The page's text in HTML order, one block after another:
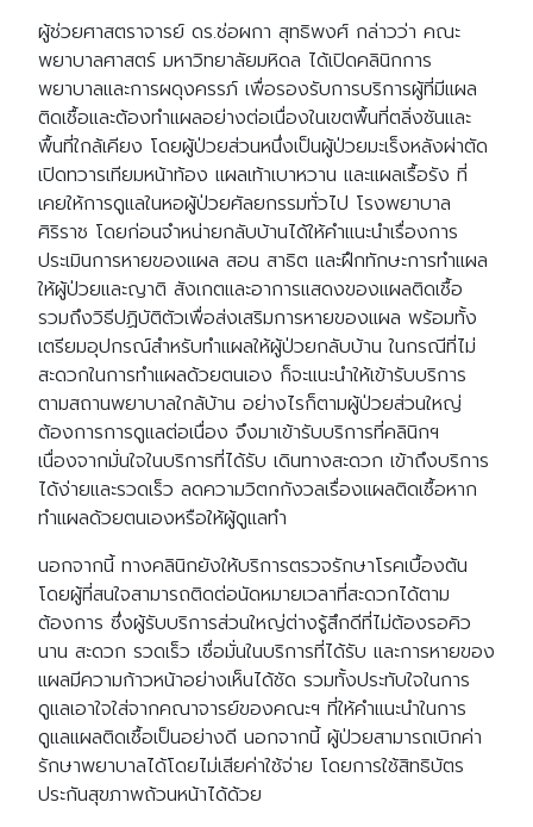
ผู้ช่วยศาสตราจารย์ ดร.ช่อผกา สุทธิพงศ์ กล่าวว่า คณะ
พยาบาลศาสตร์ มหาวิทยาลัยมหิดล ได้เปิดคลินิกการ
พยาบาลและการผดุงครรภ์ เพื่อรองรับการบริการผู้ที่มีแผล
ติดเชื้อและต้องทำแผลอย่างต่อเนื่องในเขตพื้นที่ตลิ่งชันและ
พื้นที่ใกล้เคียง โดยผู้ป่วยส่วนหนึ่งเป็นผู้ป่วยมะเร็งหลังผ่าตัด
เปิดทวารเทียมหน้าท้อง แผลเท้าเบาหวาน และแผลเรื้อรัง ที่
เคยให้การดูแลในหอผู้ป่วยศัลยกรรมทั่วไป โรงพยาบาล
ศิริราช โดยก่อนจำหน่ายกลับบ้านได้ให้คำแนะนำเรื่องการ
ประเมินการหายของแผล สอน สาธิต และฝึกทักษะการทำแผล
ให้ผู้ป่วยและญาติ สังเกตและอาการแสดงของแผลติดเชื้อ
รวมถึงวิธีปฏิบัติตัวเพื่อส่งเสริมการหายของแผล พร้อมทั้ง
เตรียมอุปกรณ์สำหรับทำแผลให้ผู้ป่วยกลับบ้าน ในกรณีที่ไม่
สะดวกในการทำแผลด้วยตนเอง ก็จะแนะนำให้เข้ารับบริการ
ตามสถานพยาบาลใกล้บ้าน อย่างไรก็ตามผู้ป่วยส่วนใหญ่
ต้องการการดูแลต่อเนื่อง จึงมาเข้ารับบริการที่คลินิกฯ
เนื่องจากมั่นใจในบริการที่ได้รับ เดินทางสะดวก เข้าถึงบริการ
ได้ง่ายและรวดเร็ว ลดความวิตกกังวลเรื่องแผลติดเชื้อหาก
ทำแผลด้วยตนเองหรือให้ผู้ดูแลทำ
นอกจากนี้ ทางคลินิกยังให้บริการตรวจรักษาโรคเบื้องต้น
โดยผู้ที่สนใจสามารถติดต่อนัดหมายเวลาที่สะดวกได้ตาม
ต้องการ ซึ่งผู้รับบริการส่วนใหญ่ต่างรู้สึกดีที่ไม่ต้องรอคิว
นาน สะดวก รวดเร็ว เชื่อมั่นในบริการที่ได้รับ และการหายของ
แผลมีความก้าวหน้าอย่างเห็นได้ชัด รวมทั้งประทับใจในการ
ดูแลเอาใจใส่จากคณาจารย์ของคณะฯ ที่ให้คำแนะนำในการ
ดูแลแผลติดเชื้อเป็นอย่างดี นอกจากนี้ ผู้ป่วยสามารถเบิกค่า
รักษาพยาบาลได้โดยไม่เสียค่าใช้จ่าย โดยการใช้สิทธิบัตร
ประกันสุขภาพถ้วนหน้าได้ด้วย